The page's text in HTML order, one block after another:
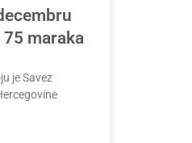
maraka
je Savez